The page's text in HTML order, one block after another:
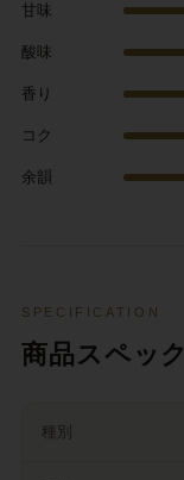
甘味
酸味
香り
コク
余韻
SPECIFICATION
商品スペック
種別